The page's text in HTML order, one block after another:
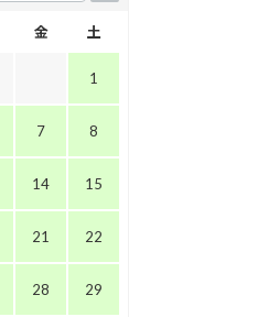
金 土
1
7 8
14 15
21 22
28 29